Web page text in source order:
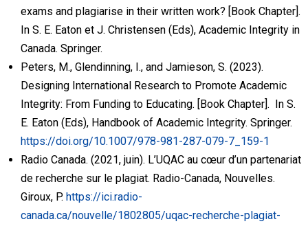
exams and plagiarise in their written work? [Book Chapter].
In S. E. Eaton et J. Christensen (Eds), Academic Integrity in
Canada. Springer.
Peters, M., Glendinning, I., and Jamieson, S. (2023).
Designing International Research to Promote Academic
Integrity: From Funding to Educating. [Book Chapter]. In S.
E. Eaton (Eds), Handbook of Academic Integrity. Springer.
https://doi.org/10.1007/978-981-287-079-7_159-1
Radio Canada. (2021, juin). L’UQAC au cœur d’un partenariat
de recherche sur le plagiat. Radio-Canada, Nouvelles.
Giroux, P. https://ici.radio-
canada.ca/nouvelle/1802805/uqac-recherche-plagiat-